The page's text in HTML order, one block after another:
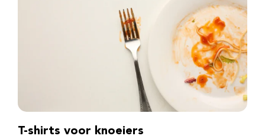
T-shirts voor knoeiers